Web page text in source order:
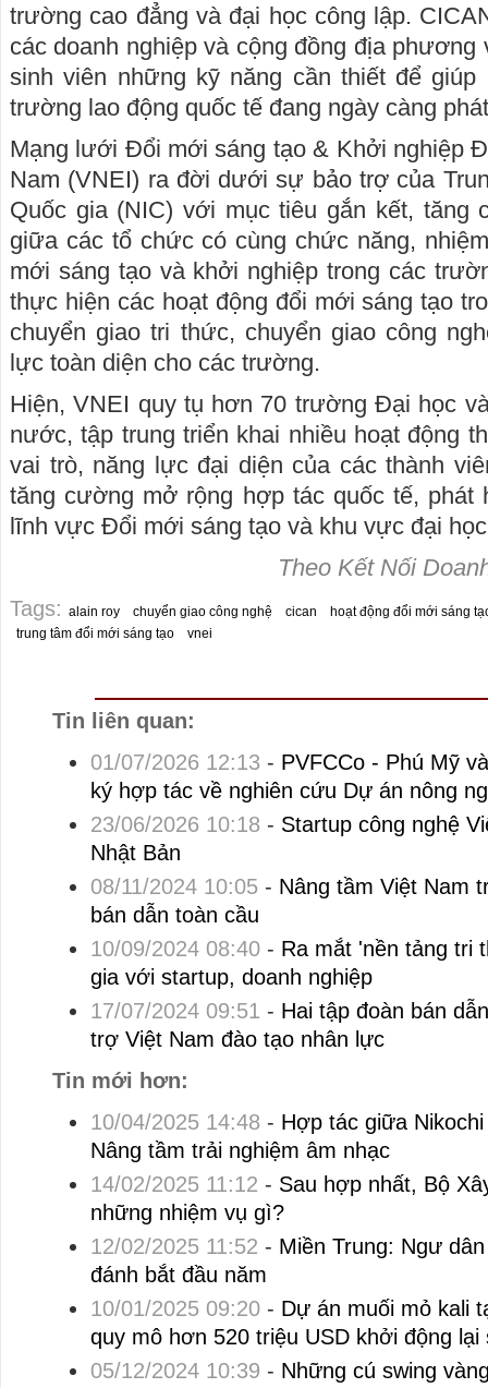
trường cao đẳng và đại học công lập.
các doanh nghiệp và cộng đồng địa
sinh viên những kỹ năng cần thiết để giúp
trường lao động quốc tế đang ngày càng
Mạng lưới Đổi mới sáng tạo & Khởi nghiệp
Nam (VNEI) ra đời dưới sự bảo trợ của
Quốc gia (NIC) với mục tiêu gắn kết, tăng
giữa các tổ chức có cùng chức năng,
mới sáng tạo và khởi nghiệp trong các
thực hiện các hoạt động đổi mới sáng tạo
chuyển giao tri thức, chuyển giao công
lực toàn diện cho các trường.
Hiện, VNEI quy tụ hơn 70 trường Đại học
nước, tập trung triển khai nhiều hoạt động
vai trò, năng lực đại diện của các thành
tăng cường mở rộng hợp tác quốc tế, phát
lĩnh vực Đổi mới sáng tạo và khu vực đại
Theo Kết Nối
Tags: alain roy chuyển giao công nghệ cican
hoạt động đổi mới sáng
trung tâm đổi mới sáng tạo
vnei
Tin liên quan:
01/07/2026 12:13 - PVFCCo - Phú Mỹ
ký hợp tác về nghiên cứu Dự án nông
23/06/2026 10:18 - Startup công nghệ
Nhật Bản
08/11/2024 10:05- Nâng tầm Việt Nam
bán dẫn toàn cầu
10/09/2024 08:40- Ra mắt 'nền tảng tri
gia với startup, doanh nghiệp
17/07/2024 09:51 - Hai tập đoàn bán
trợ Việt Nam đào tạo nhân lực
Tin mới hơn:
10/04/2025 14:48 - Hợp tác giữa
Nâng tầm trải nghiệm âm nhạc
14/02/2025 11:12 - Sau hợp nhất, Bộ
những nhiệm vụ gì?
12/02/2025 11:52 - Miền Trung: Ngư
đánh bắt đầu năm
10/01/2025 09:20- Dự án muối mỏ kali
quy mô hơn 520 triệu USD khởi động lại
05/12/2024 10:39 - Những cú swing